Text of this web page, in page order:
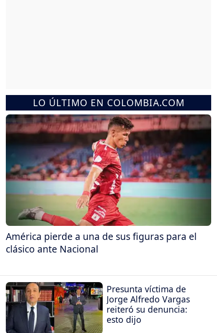
LO ÚLTIMO EN COLOMBIA.COM
América pierde a una de sus figuras para el
clásico ante Nacional
Presunta víctima de
Jorge Alfredo Vargas
reiteró su denuncia:
esto dijo